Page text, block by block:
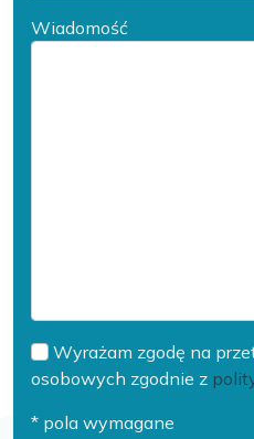
Wiadomość
Wyrażam zgodę na
osobowych zgodnie z
* pola wymagane